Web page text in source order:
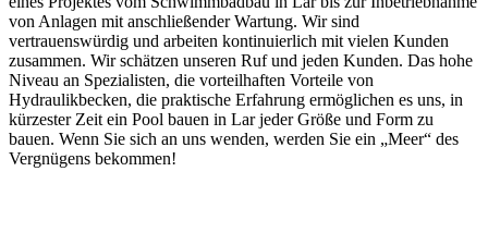
von Anlagen mit anschließender Wartung. Wir sind
vertrauenswürdig und arbeiten kontinuierlich mit vielen Kunden
zusammen. Wir schätzen unseren Ruf und jeden Kunden. Das hohe
Niveau an Spezialisten, die vorteilhaften Vorteile von
Hydraulikbecken, die praktische Erfahrung ermöglichen es uns, in
kürzester Zeit ein Pool bauen in Lar jeder Größe und Form zu
bauen. Wenn Sie sich an uns wenden, werden Sie ein „Meer“ des
Vergnügens bekommen!